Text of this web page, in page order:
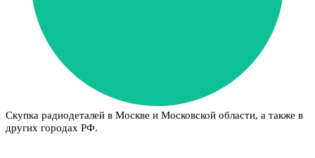
Скупка радиодеталей в Москве и Московской области, а также в
других городах РФ.